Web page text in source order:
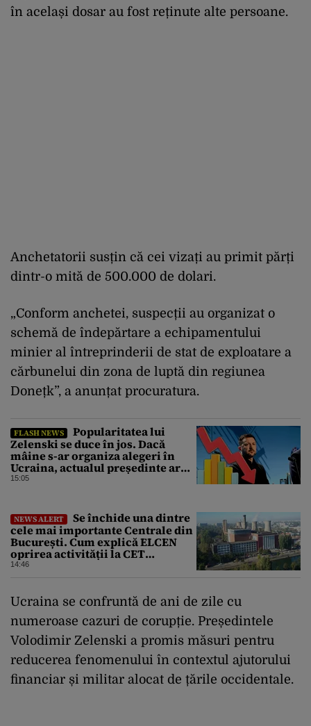
în același dosar au fost reținute alte persoane.
Anchetatorii susțin că cei vizați au primit părți
dintr-o mită de 500.000 de dolari.
„Conform anchetei, suspecții au organizat o
schemă de îndepărtare a echipamentului
minier al întreprinderii de stat de exploatare a
cărbunelui din zona de luptă din regiunea
Donețk”, a anunțat procuratura.
FLASH NEWS
Popularitatea lui
Zelenski se duce în jos. Dacă
mâine s-ar organiza alegeri în
Ucraina, actualul președinte ar
pierde categoric în turul al doilea
15:05
NEWS ALERT
Se închide una dintre
cele mai importante Centrale din
București. Cum explică ELCEN
oprirea activității la CET
Grozăvești
14:46
Ucraina se confruntă de ani de zile cu
numeroase cazuri de corupție. Președintele
Volodimir Zelenski a promis măsuri pentru
reducerea fenomenului în contextul ajutorului
financiar și militar alocat de țările occidentale.